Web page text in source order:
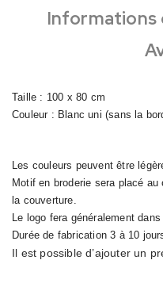
Informations
Taille : 100 x 80 cm
Couleur : Blanc uni (sans la
Les couleurs peuvent être
Motif en broderie sera placé
la couverture.
Le logo fera généralement
Durée de fabrication 3 à 10
Il est possible d’ajouter un